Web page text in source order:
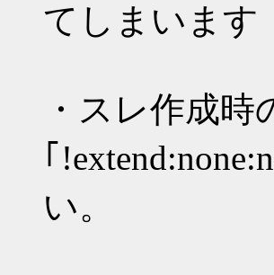
てしまいます
・スレ作成時
｢
い。